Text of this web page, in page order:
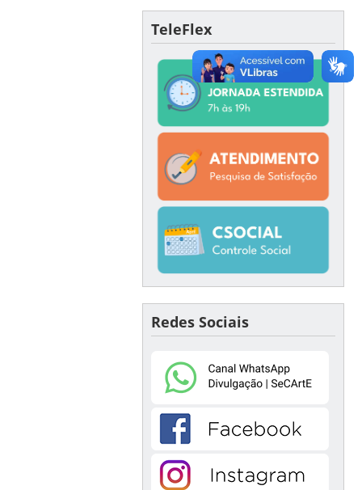
TeleFlex
Redes Sociais